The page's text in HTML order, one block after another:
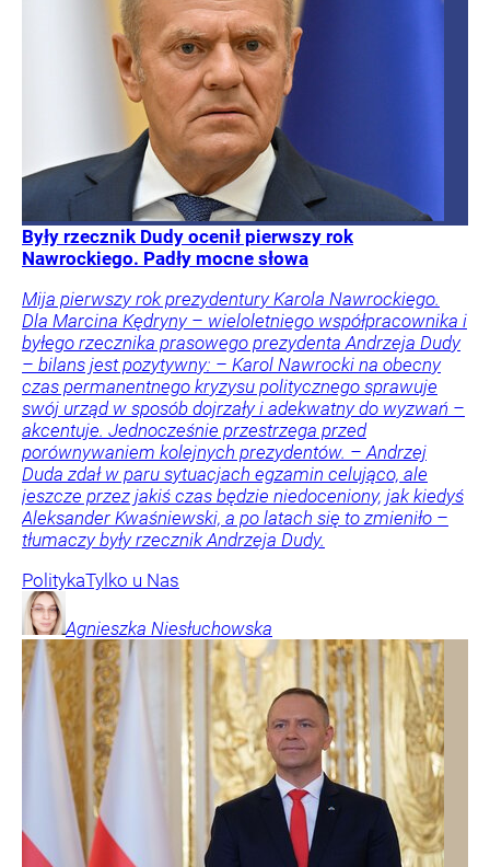
Były rzecznik Dudy ocenił pierwszy rok
Nawrockiego. Padły mocne słowa
Mija pierwszy rok prezydentury Karola Nawrockiego.
Dla Marcina Kędryny – wieloletniego współpracownika i
byłego rzecznika prasowego prezydenta Andrzeja Dudy
– bilans jest pozytywny: – Karol Nawrocki na obecny
czas permanentnego kryzysu politycznego sprawuje
swój urząd w sposób dojrzały i adekwatny do wyzwań –
akcentuje. Jednocześnie przestrzega przed
porównywaniem kolejnych prezydentów. – Andrzej
Duda zdał w paru sytuacjach egzamin celująco, ale
jeszcze przez jakiś czas będzie niedoceniony, jak kiedyś
Aleksander Kwaśniewski, a po latach się to zmieniło –
tłumaczy były rzecznik Andrzeja Dudy.
PolitykaTylko u Nas
Agnieszka Niesłuchowska